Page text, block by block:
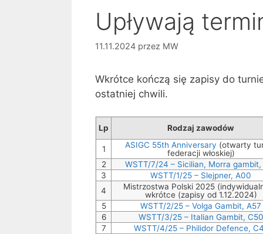
Upływają
11.11.2024 przez MW
Wkrótce kończą się zapisy do
ostatniej chwili.
Lp Rodzaj zawodów
1 ASIGC 55th Anniversary (otwarty
federacji włoskiej)
2
WSTT/7/24 – Sicilian, Morra gambit,
3
WSTT/1/25 – Slejpner, A00
4
Mistrzostwa Polski 2025
wkrótce (zapisy od 1.12.2024)
5
WSTT/2/25 – Volga Gambit, A57
6
WSTT/3/25 – Italian Gambit, C50
7
WSTT/4/25 – Philidor Defence,